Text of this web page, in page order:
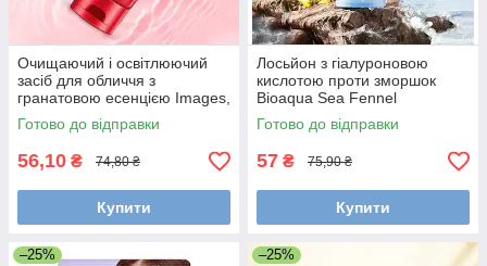
Очищаючий і освітлюючий
засіб для обличчя з
гранатовою есенцією Images,
100 г
Готово до відправки
56,10 ₴ 74,80 ₴
Купити
Лосьйон з гіалуроновою
кислотою проти зморшок
Bioaqua Sea Fennel
Hyaluronic Acid Anti-Wrinkle
Essence Lotion, 120 мл
Готово до відправки
57 ₴ 75,90 ₴
Купити
–25% –25%